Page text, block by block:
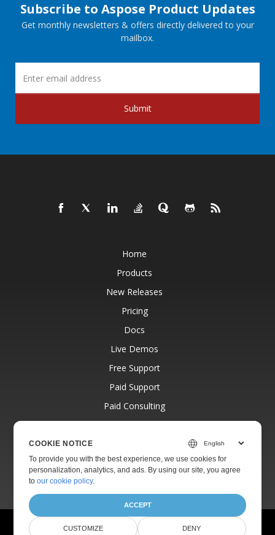
Subscribe to Aspose Product Updates
Get monthly newsletters & offers directly delivered to your
mailbox.
Submit
Home
Products
New Releases
Pricing
Docs
Live Demos
Free Support
Paid Support
Paid Consulting
Blog
About
© Aspose Pty Ltd 2001-2026.
All Rights Reserved.
COOKIE NOTICE
To provide you with the best experience, we use cookies for
personalization, analytics, and ads. By using our site, you agree
toour cookie policy.
ACCEPT
CUSTOMIZE DENY